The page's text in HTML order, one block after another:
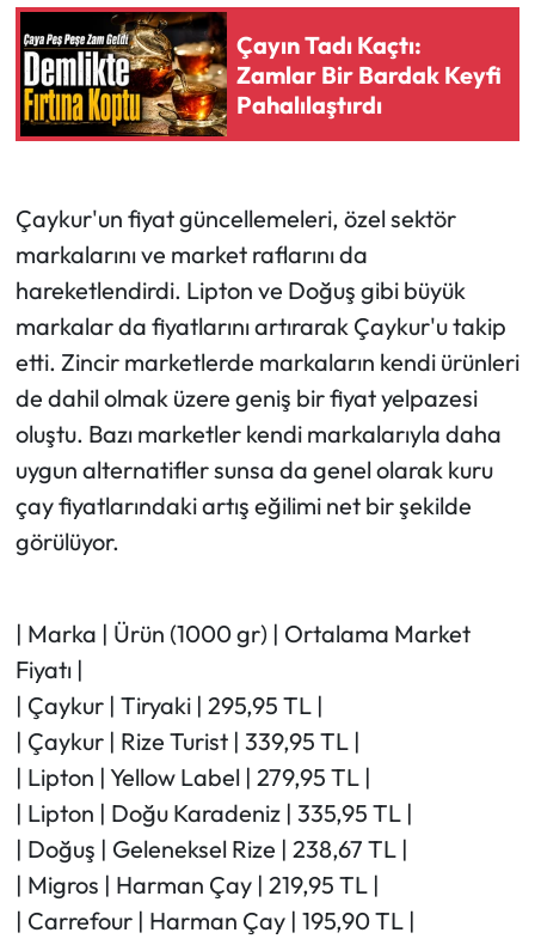
Çayın Tadı Kaçtı:
Zamlar Bir Bardak Keyfi
Pahalılaştırdı
Çaykur'un fiyat güncellemeleri, özel sektör
markalarını ve market raflarını da
hareketlendirdi. Lipton ve Doğuş gibi büyük
markalar da fiyatlarını artırarak Çaykur'u takip
etti. Zincir marketlerde markaların kendi ürünleri
de dahil olmak üzere geniş bir fiyat yelpazesi
oluştu. Bazı marketler kendi markalarıyla daha
uygun alternatifler sunsa da genel olarak kuru
çay fiyatlarındaki artış eğilimi net bir şekilde
görülüyor.
| Marka | Ürün (1000 gr) | Ortalama Market
Fiyatı |
| Çaykur | Tiryaki | 295,95 TL |
| Çaykur | Rize Turist | 339,95 TL |
| Lipton | Yellow Label | 279,95 TL |
| Lipton | Doğu Karadeniz | 335,95 TL |
| Doğuş | Geleneksel Rize | 238,67 TL |
| Migros | Harman Çay | 219,95 TL |
| Carrefour | Harman Çay | 195,90 TL |